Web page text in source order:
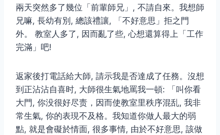
兩天突然多了幾位「前輩師兄」, 不請自來。我想師
兄嘛, 長幼有別, 總該禮讓, 「不好意思」拒之門
外。 教室人多了, 因而亂了些, 心想還算得上「工作
完滿」吧!
返家後打電話給大師, 請示我是否達成了任務。沒想
到正沾沾自喜时, 大師很生氣地罵我一頓: 「叫你看
大門, 你没很好尽责，因而使教室里秩序混乱, 我非
常生氣, 你的表現不及格。我知道你做人最大的弱
點, 就是會礙於情面, 很多事情, 由於不好意思, 該做